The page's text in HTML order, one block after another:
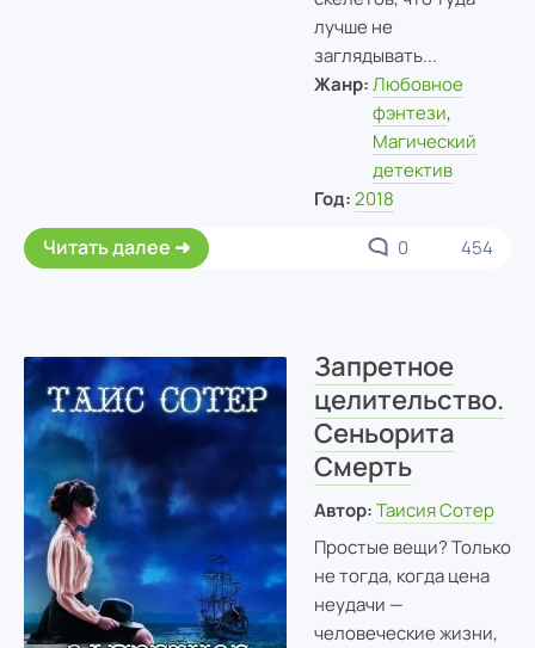
лучше не
заглядывать...
Жанр: Любовное
фэнтези,
Магический
детектив
Год: 2018
Читать далее 0 454
Запретное
целительство.
Сеньорита
Смерть
Автор: Таисия Сотер
Простые вещи? Только
не тогда, когда цена
неудачи —
человеческие жизни,